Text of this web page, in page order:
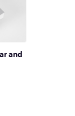
and